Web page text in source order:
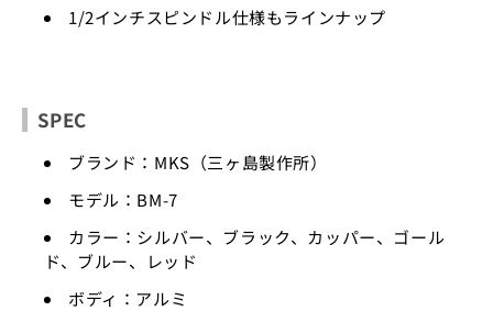
1/2インチスピンドル仕様もラインナップ
SPEC
ブランド：MKS（三ヶ島製作所）
モデル：BM-7
カラー：シルバー、ブラック、カッパー、ゴール
ド、ブルー、レッド
ボディ：アルミ